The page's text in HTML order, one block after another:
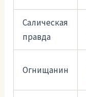
Салическая
правда
Огнищанин